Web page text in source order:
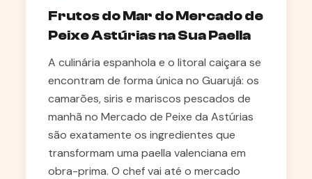
Frutos do Mar do Mercado de
Peixe Astúrias na Sua Paella
A culinária espanhola e o litoral caiçara se
encontram de forma única no Guarujá: os
camarões, siris e mariscos pescados de
manhã no Mercado de Peixe da Astúrias
são exatamente os ingredientes que
transformam uma paella valenciana em
obra-prima. O chef vai até o mercado